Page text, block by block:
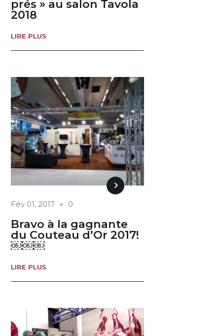
prés » au salon Tavola
2018
LIRE PLUS
Fév 01, 2017 0
Bravo à la gagnante
du Couteau d’Or 2017!
￼￼￼
LIRE PLUS